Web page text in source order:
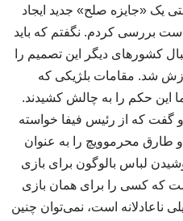
یک «جایزه صلح» جدید ایجاد
بررسی کردم. نگفتم که باید
کشورهای دیگر این تصمیم را
شد. مقامات بلژیکی که
این حکم را به چالش کشیدند.
گفت که از رئیس فیفا خواسته
طارق محرموویچ را به عنوان
لباس بالوگون برای بازی
که کسی را برای همان بازی
ناعادلانه است، نمی‌توان چنین